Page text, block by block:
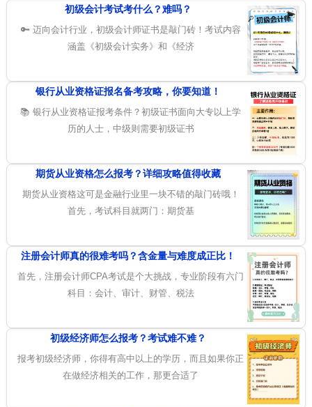
初级会计考试考什么？难吗？
🔑 迈向会计行业，初级会计师证书是敲门砖！考试内容
涵盖《初级会计实务》和《经济
银行从业资格证报名备考攻略，你要知道！
📚 银行从业资格证报考条件？初级证书面向大专以上学
历的人士，中级则需要初级证书
期货从业资格怎么报考？详细攻略值得收藏
期货从业资格这可是金融行业里一块不错的敲门砖哦！
首先，考试科目就两门：期货基
注册会计师真的很难考吗？含金量与难度成正比！
首先，注册会计师CPA考试是个大挑战，专业阶段有六门
科目：会计、审计、财管、税法
初级经济师怎么报考？考试难不难？
报考初级经济师，你得有高中以上的学历，而且如果你正
在做经济相关的工作，那更合适了